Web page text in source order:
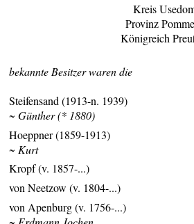
Kreis
Provinz
Königreich
bekannte Besitzer waren die
Steifensand (1913-n. 1939)
~ Günther (* 1880)
Hoeppner (1859-1913)
~ Kurt
Kropf (v. 1857-...)
von Neetzow (v. 1804-...)
von Apenburg (v. 1756-...)